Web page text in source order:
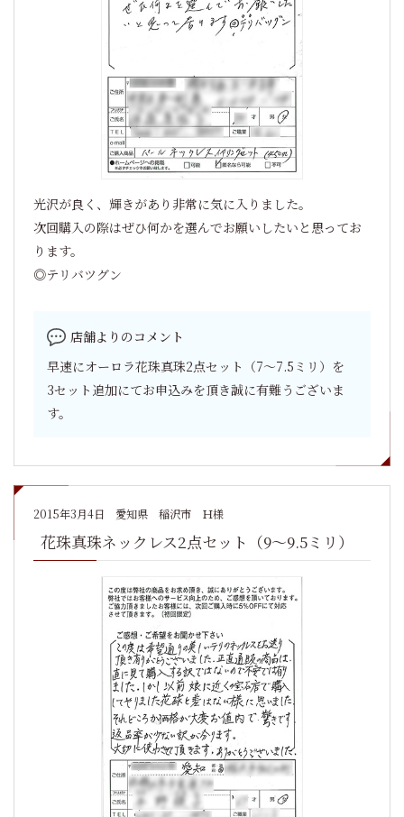
光沢が良く、輝きがあり非常に気に入りました。
次回購入の際はぜひ何かを選んでお願いしたいと思ってお
ります。
◎テリバツグン
店舗よりのコメント
早速にオーロラ花珠真珠2点セット（7～7.5ミリ）を
3セット追加にてお申込みを頂き誠に有難うございま
す。
2015年3月4日 愛知県 稲沢市 Ｈ様
花珠真珠ネックレス2点セット（9～9.5ミリ）